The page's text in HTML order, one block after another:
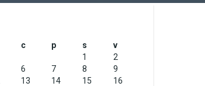
c p s
v
1
2
6 7 8
9
13 14 15
16